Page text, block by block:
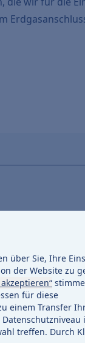
über Sie, Ihre
der Website zu
für diese
einem Transfer
treffen. Durch